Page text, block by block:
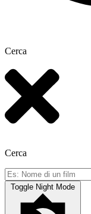
Cerca
Cerca
Toggle Night Mode